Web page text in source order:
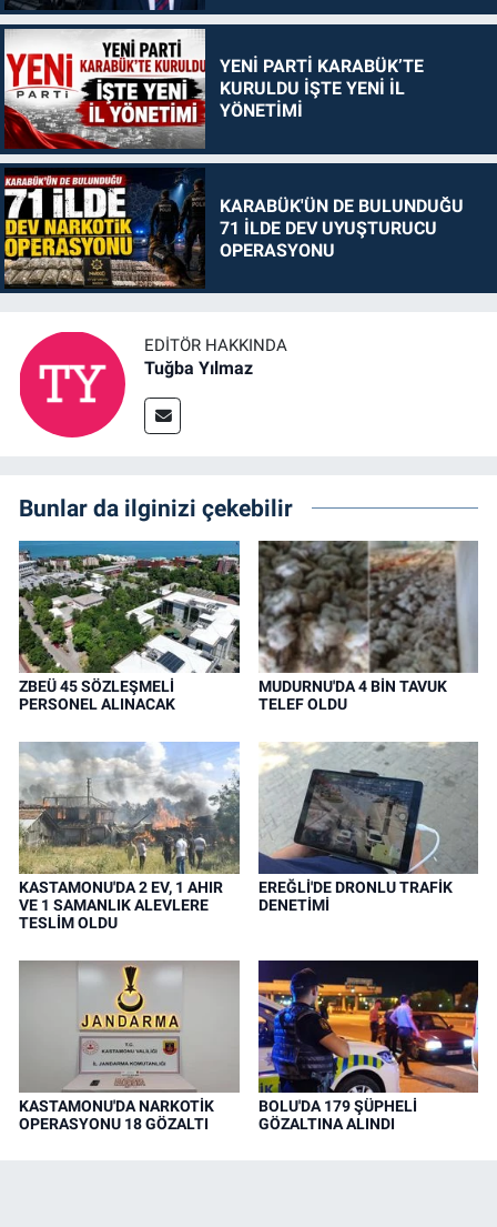
YENİ PARTİ KARABÜK’TE
KURULDU İŞTE YENİ İL
YÖNETİMİ
KARABÜK'ÜN DE BULUNDUĞU
71 İLDE DEV UYUŞTURUCU
OPERASYONU
EDITÖR HAKKINDA
Tuğba Yılmaz
Bunlar da ilginizi çekebilir
ZBEÜ 45 SÖZLEŞMELİ
PERSONEL ALINACAK
MUDURNU'DA 4 BİN TAVUK
TELEF OLDU
KASTAMONU'DA 2 EV, 1 AHIR
VE 1 SAMANLIK ALEVLERE
TESLİM OLDU
EREĞLİ'DE DRONLU TRAFİK
DENETİMİ
KASTAMONU'DA NARKOTİK
OPERASYONU 18 GÖZALTI
BOLU'DA 179 ŞÜPHELİ
GÖZALTINA ALINDI